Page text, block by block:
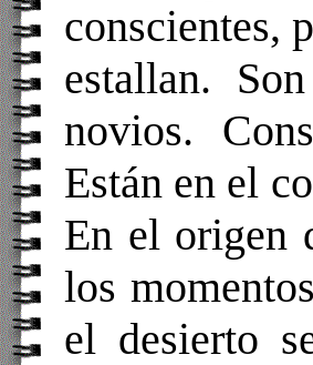
conscientes,
estallan.
novios.
Están en el
En el origen
los
el desierto